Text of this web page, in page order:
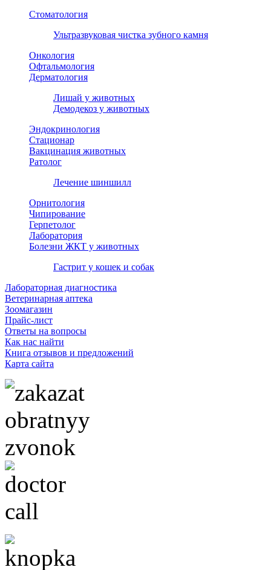
Стоматология
Ультразвуковая чистка зубного камня
Онкология
Офтальмология
Дерматология
Лишай у животных
Демодекоз у животных
Эндокринология
Стационар
Вакцинация животных
Ратолог
Лечение шиншилл
Орнитология
Чипирование
Герпетолог
Лаборатория
Болезни ЖКТ у животных
Гастрит у кошек и собак
Лабораторная диагностика
Ветеринарная аптека
Зоомагазин
Прайс-лист
Ответы на вопросы
Как нас найти
Книга отзывов и предложений
Карта сайта